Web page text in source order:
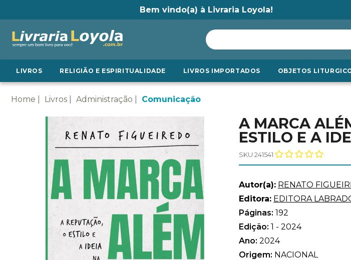
Bem vindo(a) à Livraria Loyola!
LIVROS RELIGIÃO E ESPIRITUALIDADE LIVROS IMPORTADOS OBJETOS
Home Livros Administração Comunicação
A MARCA
ESTILO E A
SKU 241541
Autor(a): RENATO
Editora: EDITORA
Páginas: 192
Edição: 1 - 2024
Ano: 2024
Origem: NACIONAL